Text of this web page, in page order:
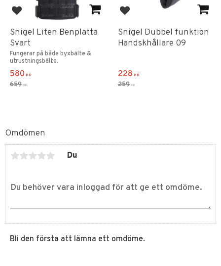
Omdömen
Du
Bli den första att lämna ett omdöme.
Lägg till i favoriter
Snigel Liten Benplatta
Svart
Fungerar på både byxbälte &
utrustningsbälte.
580 KR
659 KR
Lägg till i favoriter
Snigel Dubbel funktion
Handskhållare 09
228 KR
259 KR